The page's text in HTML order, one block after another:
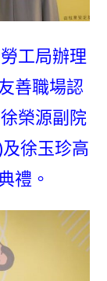
工局辦理
善職場認
榮源副院
徐玉珍高
禮。